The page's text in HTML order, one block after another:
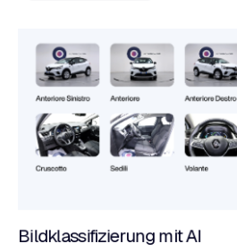
Bildklassifizierung mit AI